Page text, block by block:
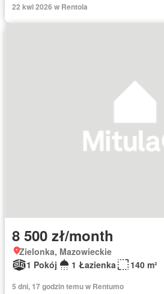
22 kwi 2026 w Rentola
8 500 zł/month
Zielonka, Mazowieckie
1 Pokój
1 Łazienka 140 m²
5 dni, 17 godzin temu w Rentumo